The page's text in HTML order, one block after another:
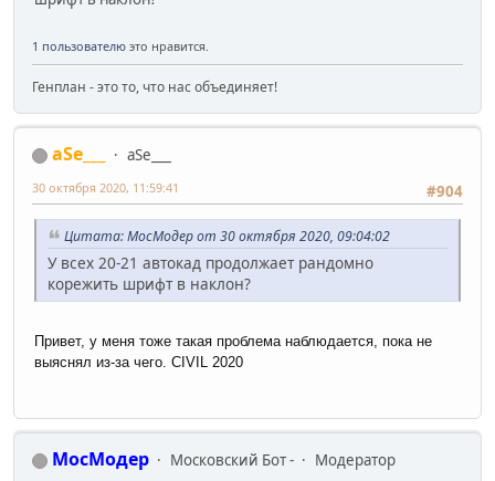
1 пользователю это нравится.
Генплан - это то, что нас объединяет!
aSe___
aSe___
#904
30 октября 2020, 11:59:41
Цитата: МосМодер от 30 октября 2020, 09:04:02
У всех 20-21 автокад продолжает рандомно
корежить шрифт в наклон?
Привет, у меня тоже такая проблема наблюдается, пока не
выяснял из-за чего. CIVIL 2020
МосМодер Московский Бот -
Модератор